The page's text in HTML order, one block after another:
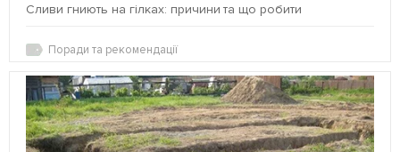
Сливи гниють на гілках: причини та що робити
Поради та рекомендації